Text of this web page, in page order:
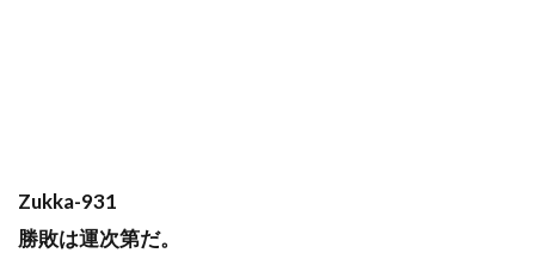
Zukka-931
勝敗は運次第だ。